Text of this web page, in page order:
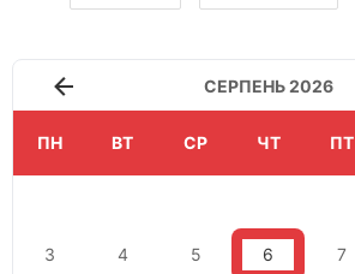
СЕРПЕНЬ 2026
ПН ВТ СР ЧТ ПТ
3 4 5 6 7